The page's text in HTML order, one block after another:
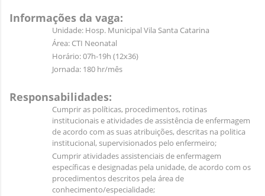
Informações da vaga:
Unidade: Hosp. Municipal Vila Santa Catarina
Área: CTI Neonatal
Horário: 07h-19h (12x36)
Jornada: 180 hr/mês
Responsabilidades:
Cumprir as políticas, procedimentos, rotinas
institucionais e atividades de assistência de enfermagem
de acordo com as suas atribuições, descritas na politica
institucional, supervisionados pelo enfermeiro;
Cumprir atividades assistenciais de enfermagem
específicas e designadas pela unidade, de acordo com os
procedimentos descritos pela área de
conhecimento/especialidade;